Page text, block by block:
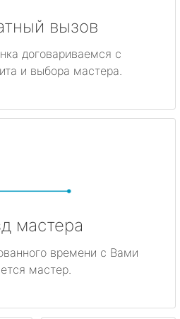
вызов
договариваемся с
и выбора мастера.
мастера
времени с Вами
мастер.